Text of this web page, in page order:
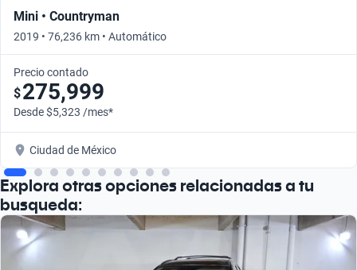
Mini • Countryman
2019 • 76,236 km • Automático
Precio contado
$275,999
Desde $5,323 /mes*
Ciudad de México
Explora otras opciones relacionadas a tu
busqueda: